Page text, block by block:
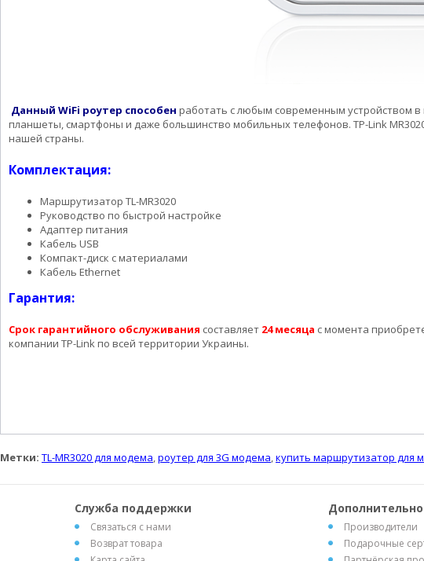
Данный WiFi роутер способен работать с любым современным устройством в
планшеты, смартфоны и даже большинство мобильных телефонов. TP-Link
нашей страны.
Комплектация:
Маршрутизатор TL-MR3020
Руководство по быстрой настройке
Адаптер питания
Кабель USB
Компакт-диск с материалами
Кабель Ethernet
Гарантия:
Срок гарантийного обслуживания составляет 24 месяца с момента
компании TP-Link по всей территории Украины.
Метки: TL-MR3020 для модема,роутер для 3G модема,купить маршрутизатор для
Служба поддержки
Связаться с нами
Возврат товара
Дополнительно
Производители
Подарочные